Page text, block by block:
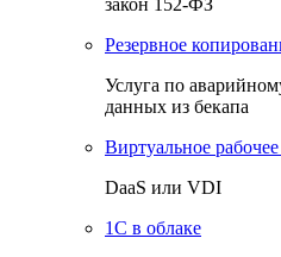
закон 152-ФЗ
Резервное
Услуга по
данных из бекапа
Виртуальное
DaaS или VDI
1C в облаке